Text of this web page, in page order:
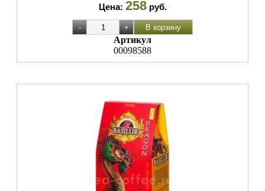
Цена: 258 руб.
Артикул
00098588